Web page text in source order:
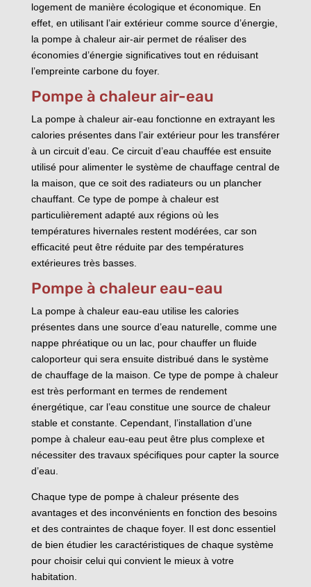
logement de manière écologique et économique. En
effet, en utilisant l’air extérieur comme source d’énergie,
la pompe à chaleur air-air permet de réaliser des
économies d’énergie significatives tout en réduisant
l’empreinte carbone du foyer.
Pompe à chaleur air-eau
La pompe à chaleur air-eau fonctionne en extrayant les
calories présentes dans l’air extérieur pour les transférer
à un circuit d’eau. Ce circuit d’eau chauffée est ensuite
utilisé pour alimenter le système de chauffage central de
la maison, que ce soit des radiateurs ou un plancher
chauffant. Ce type de pompe à chaleur est
particulièrement adapté aux régions où les
températures hivernales restent modérées, car son
efficacité peut être réduite par des températures
extérieures très basses.
Pompe à chaleur eau-eau
La pompe à chaleur eau-eau utilise les calories
présentes dans une source d’eau naturelle, comme une
nappe phréatique ou un lac, pour chauffer un fluide
caloporteur qui sera ensuite distribué dans le système
de chauffage de la maison. Ce type de pompe à chaleur
est très performant en termes de rendement
énergétique, car l’eau constitue une source de chaleur
stable et constante. Cependant, l’installation d’une
pompe à chaleur eau-eau peut être plus complexe et
nécessiter des travaux spécifiques pour capter la source
d’eau.
Chaque type de pompe à chaleur présente des
avantages et des inconvénients en fonction des besoins
et des contraintes de chaque foyer. Il est donc essentiel
de bien étudier les caractéristiques de chaque système
pour choisir celui qui convient le mieux à votre
habitation.